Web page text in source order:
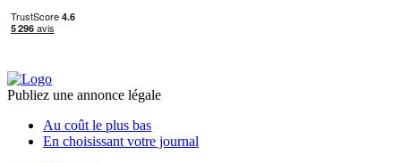
Publiez une annonce légale
Au coût le plus bas
En choisissant votre journal